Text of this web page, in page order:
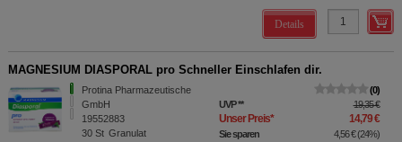
Details
MAGNESIUM DIASPORAL pro Schneller Einschlafen dir.
Protina Pharmazeutische
GmbH
19552883
30 St Granulat
0
UVP** 19,35 €
Unser Preis* 14,79 €
Sie sparen 4,56 €(24%)